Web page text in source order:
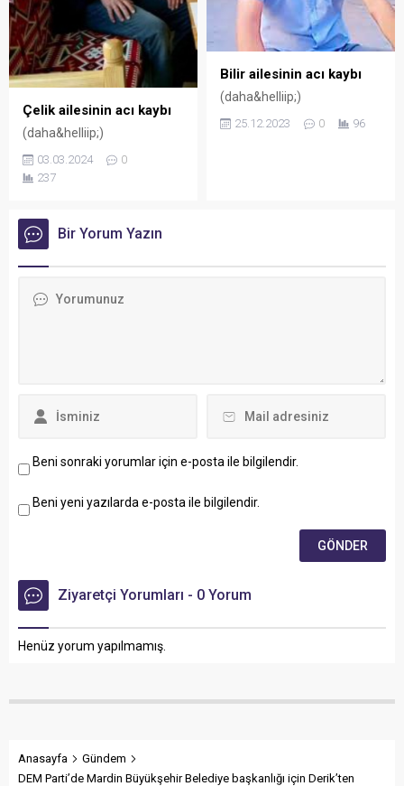
Çelik ailesinin acı kaybı
(daha&helliip;)
03.03.2024
0
237
Bilir ailesinin acı kaybı
(daha&helliip;)
25.12.2023 0 96
Bir Yorum Yazın
Beni sonraki yorumlar için e-posta ile bilgilendir.
Beni yeni yazılarda e-posta ile bilgilendir.
Ziyaretçi Yorumları - 0 Yorum
Henüz yorum yapılmamış.
Anasayfa
Gündem
DEM Parti’de Mardin Büyükşehir Belediye başkanlığı için Derik’ten